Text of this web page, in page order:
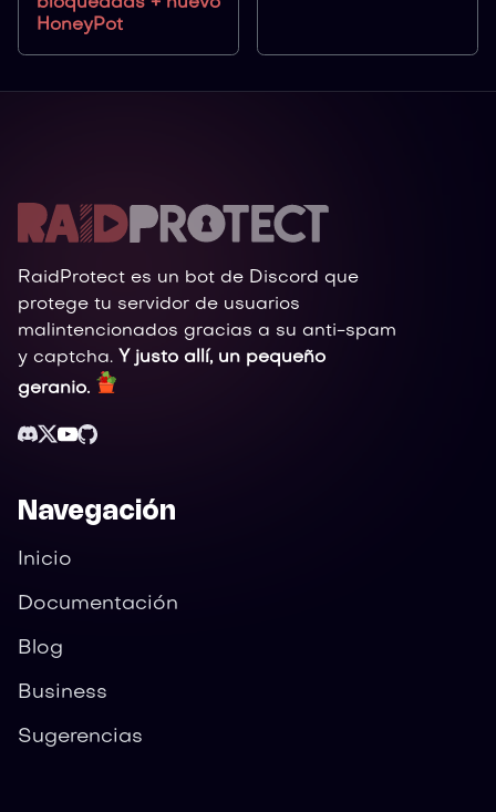
HoneyPot
RaidProtect es un bot de Discord que
protege tu servidor de usuarios
malintencionados gracias a su anti-spam
y captcha. Y justo allí, un pequeño
geranio.
Navegación
Inicio
Documentación
Blog
Business
Sugerencias